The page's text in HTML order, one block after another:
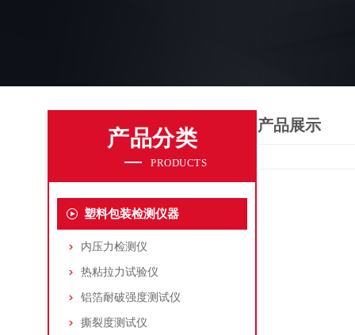
产品分类
PRODUCTS
塑料包装检测仪器
内压力检测仪
热粘拉力试验仪
铝箔耐破强度测试仪
撕裂度测试仪
产品展示